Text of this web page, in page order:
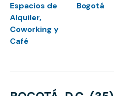
Espacios de
Alquiler,
Coworking y
Café
Bogotá